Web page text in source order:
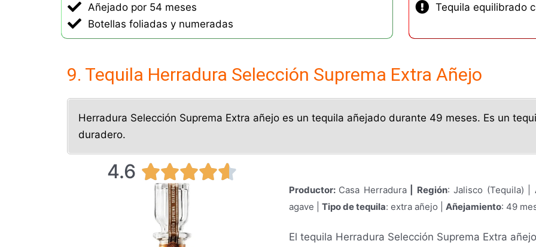
Añejado por 54 meses
Botellas foliadas y numeradas
Tequila equilibrado
9. Tequila Herradura Selección Suprema Extra Añejo
Herradura Selección Suprema Extra añejo es un tequila añejado durante 49 meses. Es un
duradero.
4.6 V
Productor: Casa Herradura| Región: Jalisco (Tequila) |
agave | Tipo de tequila: extra añejo | Añejamiento: 49
El tequila Herradura Selección Suprema Extra